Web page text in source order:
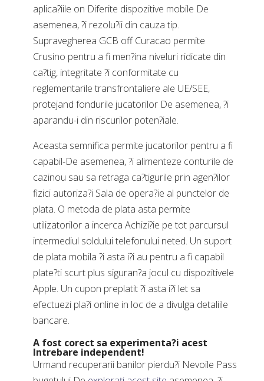
aplica?iile on Diferite dispozitive mobile De
asemenea, ?i rezolu?ii din cauza tip.
Supravegherea GCB off Curacao permite
Crusino pentru a fi men?ina niveluri ridicate din
ca?tig, integritate ?i conformitate cu
reglementarile transfrontaliere ale UE/SEE,
protejand fondurile jucatorilor De asemenea, ?i
aparandu-i din riscurilor poten?iale.
Aceasta semnifica permite jucatorilor pentru a fi
capabil-De asemenea, ?i alimenteze conturile de
cazinou sau sa retraga ca?tigurile prin agen?ilor
fizici autoriza?i Sala de opera?ie al punctelor de
plata. O metoda de plata asta permite
utilizatorilor a incerca Achizi?ie pe tot parcursul
intermediul soldului telefonului neted. Un suport
de plata mobila ?i asta i?i au pentru a fi capabil
plate?ti scurt plus siguran?a jocul cu dispozitivele
Apple. Un cupon preplatit ?i asta i?i let sa
efectuezi pla?i online in loc de a divulga detaliile
bancare.
A fost corect sa experimenta?i acest
Intrebare independent!
Urmand recuperarii banilor pierdu?i Nevoile Pass